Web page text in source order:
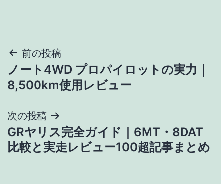
投
稿
ビ
ゲ
前の投稿
ノート4WD プロパイロットの実力｜
8,500km使用レビュー
次の投稿
GRヤリス完全ガイド｜6MT・8DAT
比較と実走レビュー100超記事まとめ